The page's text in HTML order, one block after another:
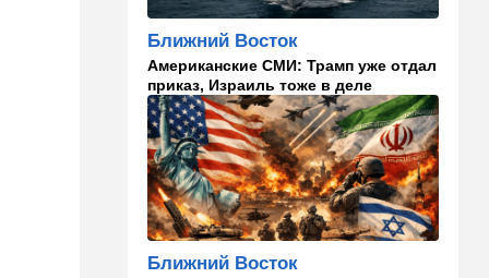
12:30 В мире
Российский след? В
Германии предотвратили
покушение на
производителя дронов для
Украины
11:45 Израиль
Террорист "Нухбы",
участвовавший в резне 7
октября, работал в Газе
Ближний Восток
Американские СМИ: Трамп уже отдал
приказ, Израиль тоже в деле
Ближний Восток